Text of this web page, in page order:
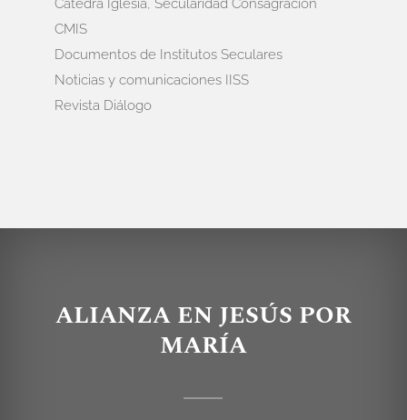
Cátedra Iglesia, Secularidad Consagración
CMIS
Documentos de Institutos Seculares
Noticias y comunicaciones IISS
Revista Diálogo
ALIANZA EN JESÚS POR
MARÍA